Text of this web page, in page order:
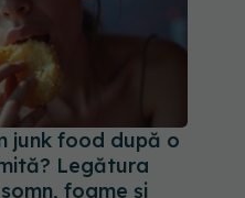
junk food după o
Legătura
foame și